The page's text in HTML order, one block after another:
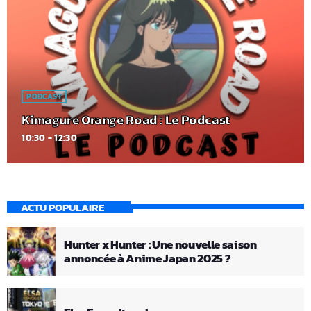
PODCAST
Kimagure Orange Road : Le Podcast
10:30 - 12:30
ACTU POPULAIRE
Hunter x Hunter : Une nouvelle saison
annoncée à Anime Japan 2025 ?